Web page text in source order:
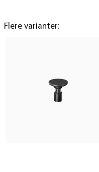
Flere varianter: